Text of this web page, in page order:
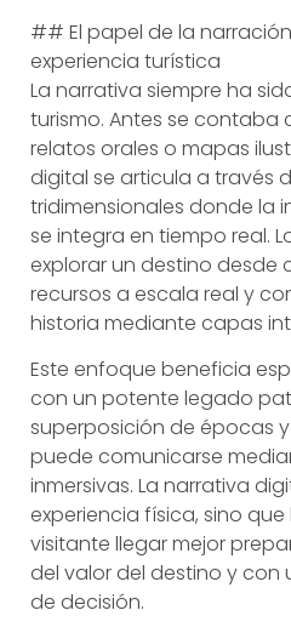
## El papel de la
experiencia turística
La narrativa siempre ha
turismo. Antes se contaba
relatos orales o mapas
digital se articula a través
tridimensionales donde la
se integra en tiempo real.
explorar un destino desde
recursos a escala real y
historia mediante capas
Este enfoque beneficia
con un potente legado
superposición de épocas
puede comunicarse
inmersivas. La narrativa
experiencia física, sino
visitante llegar mejor
del valor del destino y
de decisión.